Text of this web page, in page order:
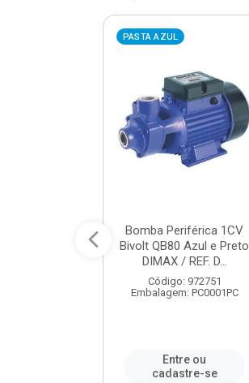
PASTA AZUL
Bomba Periférica 1CV
Bivolt QB80 Azul e Preto
DIMAX / REF. D...
Código: 972751
Embalagem: PC0001PC
Entre ou
cadastre-se